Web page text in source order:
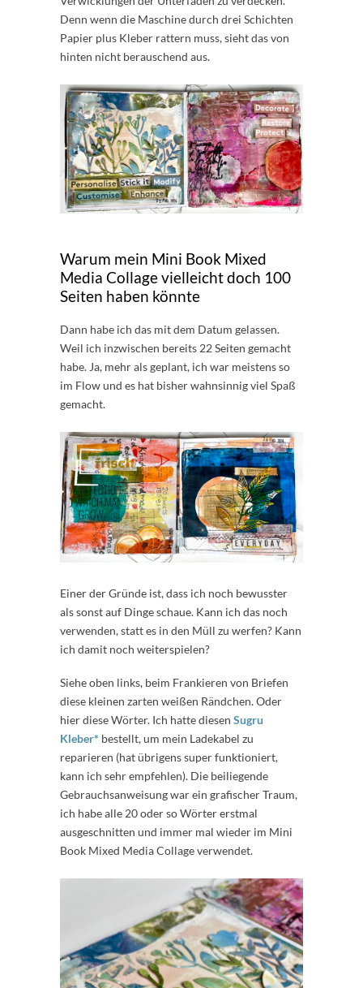
Denn wenn die Maschine durch drei Schichten
Papier plus Kleber rattern muss, sieht das von
hinten nicht berauschend aus.
Warum mein Mini Book Mixed
Media Collage vielleicht doch 100
Seiten haben könnte
Dann habe ich das mit dem Datum gelassen.
Weil ich inzwischen bereits 22 Seiten gemacht
habe. Ja, mehr als geplant, ich war meistens so
im Flow und es hat bisher wahnsinnig viel Spaß
gemacht.
Einer der Gründe ist, dass ich noch bewusster
als sonst auf Dinge schaue. Kann ich das noch
verwenden, statt es in den Müll zu werfen? Kann
ich damit noch weiterspielen?
Siehe oben links, beim Frankieren von Briefen
diese kleinen zarten weißen Rändchen. Oder
hier diese Wörter. Ich hatte diesen Sugru
Kleber* bestellt, um mein Ladekabel zu
reparieren (hat übrigens super funktioniert,
kann ich sehr empfehlen). Die beiliegende
Gebrauchsanweisung war ein grafischer Traum,
ich habe alle 20 oder so Wörter erstmal
ausgeschnitten und immer mal wieder im Mini
Book Mixed Media Collage verwendet.